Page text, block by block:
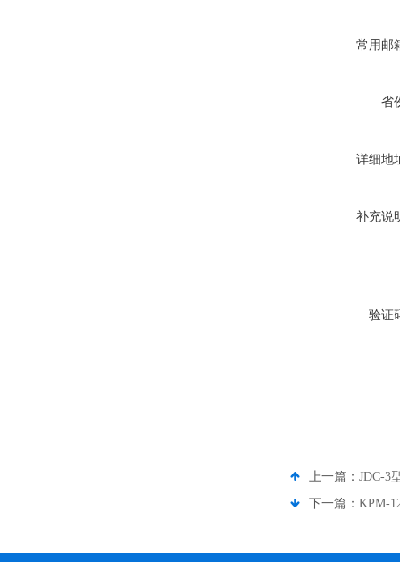
常用邮
省
详细地
补充说
验证
上一篇： JDC-3
下一篇： KPM-